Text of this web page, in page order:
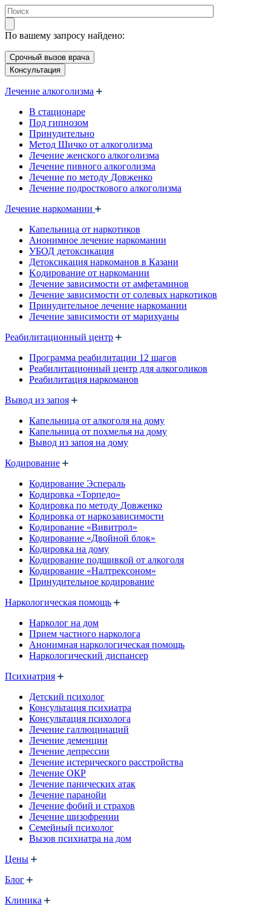
По вашему запросу найдено:
Срочный вызов врача
Консультация
Лечение алкоголизма
В стационаре
Под гипнозом
Принудительно
Метод Шичко от алкоголизма
Лечение женского алкоголизма
Лечение пивного алкоголизма
Лечение по методу Довженко
Лечение подросткового алкоголизма
Лечение наркомании
Капельница от наркотиков
Анонимное лечение наркомании
УБОД детоксикация
Детоксикация наркоманов в Казани
Kодирование от наркомании
Лечение зависимости от амфетаминов
Лечение зависимости от солевых наркотиков
Принудительное лечение наркомании
Лечение зависимости от марихуаны
Реабилитационный центр
Программа реабилитации 12 шагов
Реабилитационный центр для алкоголиков
Реабилитация наркоманов
Вывод из запоя
Капельница от алкоголя на дому
Капельница от похмелья на дому
Вывод из запоя на дому
Кодирование
Кодирование Эспераль
Кодировка «Торпедо»
Кодировка по методу Довженко
Кодировка от наркозависимости
Кодирование «Вивитрол»
Кодирование «Двойной блок»
Кодировка на дому
Кодирование подшивкой от алкоголя
Кодирование «Налтрексоном»
Принудительное кодирование
Наркологическая помощь
Нарколог на дом
Прием частного нарколога
Анонимная наркологическая помощь
Наркологический диспансер
Психиатрия
Детский психолог
Консультация психиатра
Консультация психолога
Лечение галлюцинаций
Лечение деменции
Лечение депрессии
Лечение истерического расстройства
Лечение ОКР
Лечение панических атак
Лечение паранойи
Лечение фобий и страхов
Лечение шизофрении
Семейный психолог
Вызов психиатра на дом
Цены
Блог
Клиника